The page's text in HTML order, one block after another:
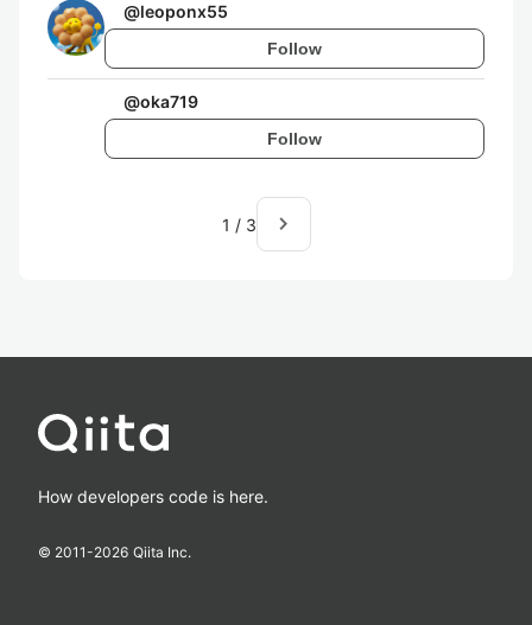
@leoponx55
Follow
@oka719
Follow
1 / 3 navigate_next
How developers code is here.
© 2011-2026 Qiita Inc.